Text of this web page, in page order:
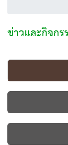
ข่าวและกิจกร